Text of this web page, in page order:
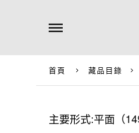
首頁 藏品目錄
主要形式:平面（